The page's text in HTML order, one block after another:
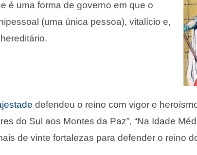
é uma forma de governo em que o
(uma única pessoa), vitalício e,
defendeu o reino com vigor e
do Sul aos Montes da Paz”, “Na Idade
de vinte fortalezas para defender o reino